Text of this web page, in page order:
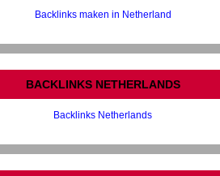
Backlinks maken in Netherland
BACKLINKS NETHERLANDS
Backlinks Netherlands